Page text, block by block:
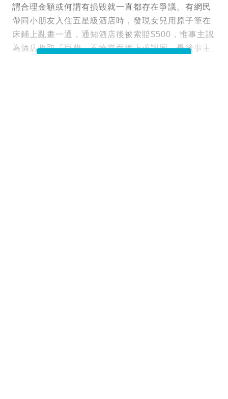
謂合理金額或何謂有損毀就一直都存在爭議。有網民
帶同小朋友入住五星級酒店時，發現女兒用原子筆在
床鋪上亂畫一通，通知酒店後被索賠$500，惟事主認
為酒店收取「巨費」不恰當而網上求認同，最後事主